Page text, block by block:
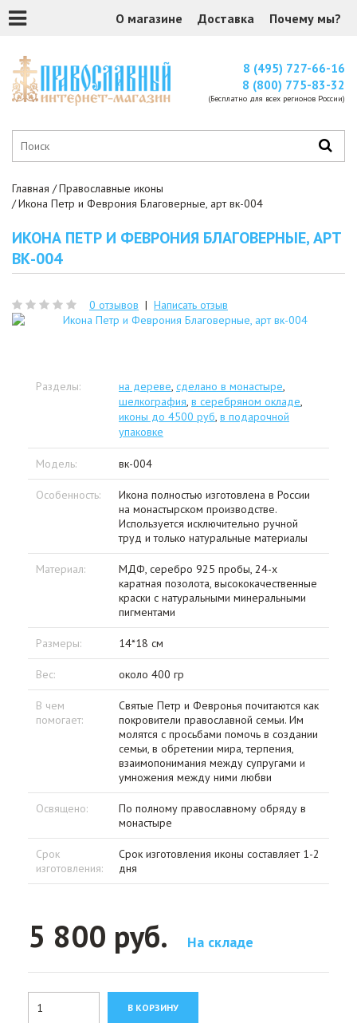
О магазине Доставка Почему мы?
8 (495) 727-66-16
8 (800) 775-83-32
(Бесплатно для всех регионов России)
Главная
Православные иконы
Икона Петр и Феврония Благоверные, арт вк-004
ИКОНА ПЕТР И ФЕВРОНИЯ БЛАГОВЕРНЫЕ, АРТ
ВК-004
0 отзывов | Написать отзыв
Разделы: на дереве, сделано в монастыре,
шелкография, в серебряном окладе,
иконы до 4500 руб, в подарочной
упаковке
Модель: вк-004
Особенность:
Икона полностью изготовлена в России
на монастырском производстве.
Используется исключительно ручной
труд и только натуральные материалы
Материал:
МДФ, серебро 925 пробы, 24-х
каратная позолота, высококачественные
краски с натуральными минеральными
пигментами
Размеры: 14*18 см
Вес: около 400 гр
В чем
помогает:
Святые Петр и Февронья почитаются как
покровители православной семьи. Им
молятся с просьбами помочь в создании
семьи, в обретении мира, терпения,
взаимопонимания между супругами и
умножения между ними любви
Освящено:
По полному православному обряду в
монастыре
Срок
изготовления:
Срок изготовления иконы составляет 1-2
дня
5 800 руб. На складе